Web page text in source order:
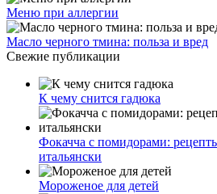
Меню при аллергии
Масло черного тмина: польза и вред
Свежие публикации
К чему снится гадюка
Фокачча с помидорами:
итальянски
Мороженое для детей